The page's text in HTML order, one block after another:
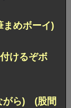
めボーイ)
けるぞボ
がら) (股間